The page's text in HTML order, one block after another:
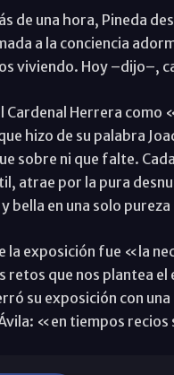
de una hora, Pineda
a la conciencia
viviendo. Hoy –dijo–,
Cardenal Herrera como
hizo de su palabra
sobre ni que falte.
atrae por la pura
bella en una solo
la exposición fue «la
retos que nos plantea
su exposición con
«en tiempos